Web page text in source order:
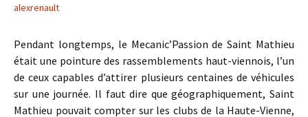
alexrenault
Pendant longtemps, le Mecanic’Passion de Saint Mathieu
était une pointure des rassemblements haut-viennois, l’un
de ceux capables d’attirer plusieurs centaines de véhicules
sur une journée. Il faut dire que géographiquement, Saint
Mathieu pouvait compter sur les clubs de la Haute-Vienne,